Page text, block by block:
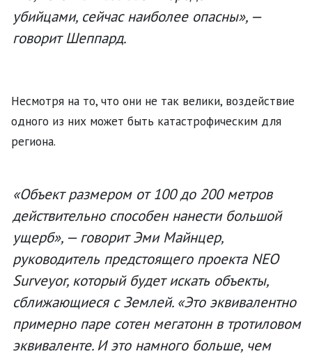
убийцами, сейчас наиболее опасны», —
говорит Шеппард.
Несмотря на то, что они не так велики, воздействие
одного из них может быть катастрофическим для
региона.
«Объект размером от 100 до 200 метров
действительно способен нанести большой
ущерб», — говорит Эми Майнцер,
руководитель предстоящего проекта NEO
Surveyor, который будет искать объекты,
сближающиеся с Землей. «Это эквивалентно
примерно паре сотен мегатонн в тротиловом
эквиваленте. И это намного больше, чем